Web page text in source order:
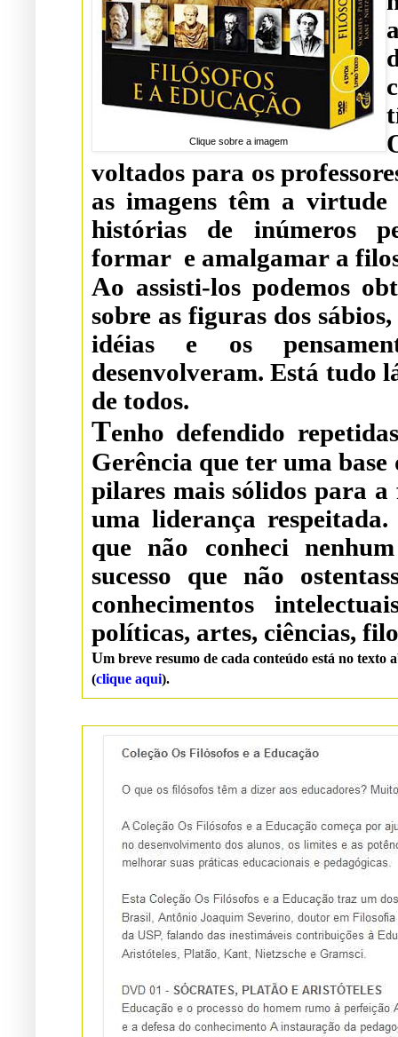
Clique sobre a imagem
voltados para os
as imagens têm a
histórias de inúmeros pensadores que contribuiram para
Ao assisti-los podemos
sobre as figuras dos sábios, suas
idéias e os
desenvolveram. Está tudo
de todos.
Tenho defendido repetidas vezes aqui no blog da Oficina de
Gerência que ter uma base de cultura geral consistente é um dos
pilares mais sólidos para a formação de um bom executivo e de
uma liderança respeitada. Posso afirmar com
que não conheci nenhum líder,
sucesso que não
conhecimentos
políticas, artes, ciências,
Um breve resumo de cada conteúdo está no texto
(clique aqui).